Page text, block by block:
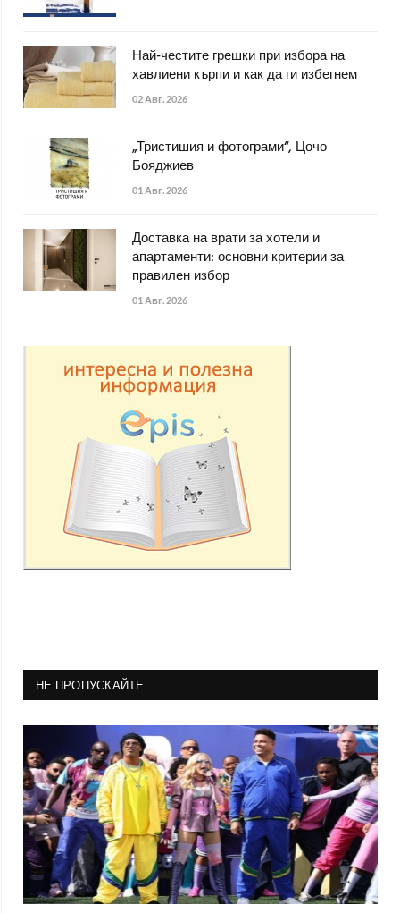
Най-честите грешки при избора на
хавлиени кърпи и как да ги избегнем
02 Авг. 2026
„Тристишия и фотограми“, Цочо
Бояджиев
01 Авг. 2026
Доставка на врати за хотели и
апартаменти: основни критерии за
правилен избор
01 Авг. 2026
НЕ ПРОПУСКАЙТЕ